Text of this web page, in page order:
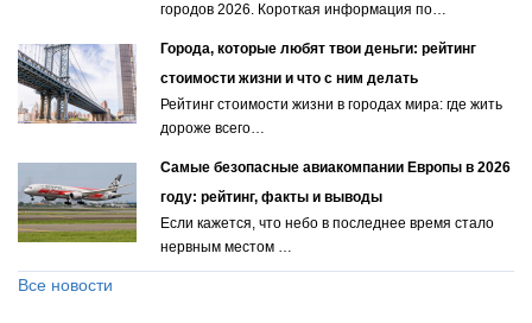
городов 2026. Короткая информация по…
Города, которые любят твои деньги: рейтинг
стоимости жизни и что с ним делать
Рейтинг стоимости жизни в городах мира: где жить
дороже всего…
Самые безопасные авиакомпании Европы в 2026
году: рейтинг, факты и выводы
Если кажется, что небо в последнее время стало
нервным местом …
Все новости